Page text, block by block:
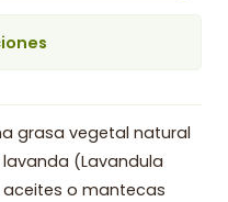
grasa vegetal natural
(Lavandula
o mantecas